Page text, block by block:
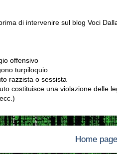
di intervenire sul blog Voci
offensivo
turpiloquio
razzista o sessista
costituisce una violazione delle
Home page